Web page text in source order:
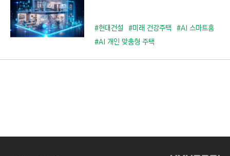
#현대건설 #미래 건강주택 #AI 스마트홈
#AI 개인 맞춤형 주택